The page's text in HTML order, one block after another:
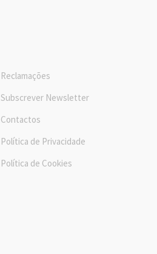
Reclamações
Subscrever Newsletter
Contactos
Política de Privacidade
Política de Cookies